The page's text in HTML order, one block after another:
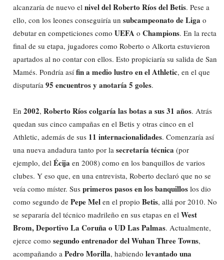
alcanzaría de nuevo el nivel del Roberto Ríos del Betis. Pese a
ello, con los leones conseguiría un subcampeonato de Liga o
debutar en competiciones como UEFA o Champions. En la recta
final de su etapa, jugadores como Roberto o Alkorta estuvieron
apartados al no contar con ellos. Esto propiciaría su salida de San
Mamés. Pondría asífin a medio lustro en el Athletic, en el que
disputaría 95 encuentros y anotaría 5 goles.
En 2002, Roberto Ríos colgaría las botas a sus 31 años. Atrás
quedan sus cinco campañas en el Betis y otras cinco en el
Athletic, además de sus 11 internacionalidades. Comenzaría así
una nueva andadura tanto por la secretaría técnica (por
ejemplo, del Écija en 2008) como en los banquillos de varios
clubes. Y eso que, en una entrevista, Roberto declaró que no se
veía como míster. Sus primeros pasos en los banquillos los dio
como segundo de Pepe Mel en el propio Betis, allá por 2010. No
se separaría del técnico madrileño en sus etapas en el West
Brom, Deportivo La Coruña o UD Las Palmas. Actualmente,
ejerce como segundo entrenador del Wuhan Three Towns,
acompañando a Pedro Morilla, habiendo levantado una